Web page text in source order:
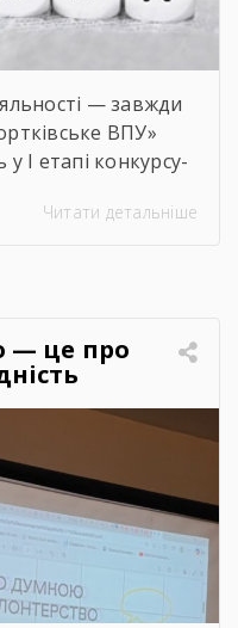
— завжди
ВПУ»
І етапі конкурсу-
розвитку
сучасні
аграрної
Читати детальніше
— це про